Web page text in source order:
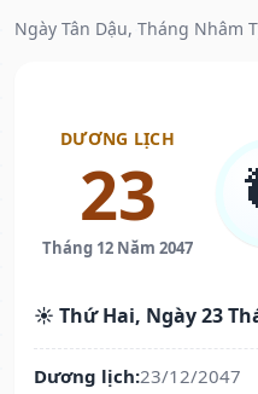
Ngày Tân Dậu, Tháng Nhâm
DƯƠNG LỊCH
23
Tháng 12 Năm 2047
☀️ Thứ Hai, Ngày 23
Dương lịch:23/12/2047